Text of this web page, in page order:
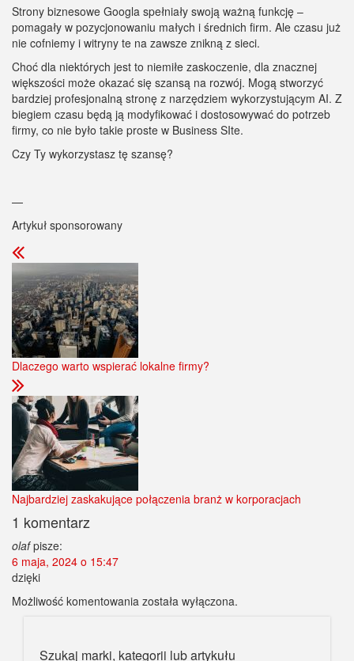
Strony biznesowe Googla spełniały swoją ważną funkcję –
pomagały w pozycjonowaniu małych i średnich firm. Ale czasu już
nie cofniemy i witryny te na zawsze znikną z sieci.
Choć dla niektórych jest to niemiłe zaskoczenie, dla znacznej
większości może okazać się szansą na rozwój. Mogą stworzyć
bardziej profesjonalną stronę z narzędziem wykorzystującym AI. Z
biegiem czasu będą ją modyfikować i dostosowywać do potrzeb
firmy, co nie było takie proste w Business SIte.
Czy Ty wykorzystasz tę szansę?
—
Artykuł sponsorowany
Dlaczego warto wspierać lokalne firmy?
Najbardziej zaskakujące połączenia branż w korporacjach
1 komentarz
olaf pisze:
6 maja, 2024 o 15:47
dzięki
Możliwość komentowania została wyłączona.
Szukaj marki, kategorii lub artykułu